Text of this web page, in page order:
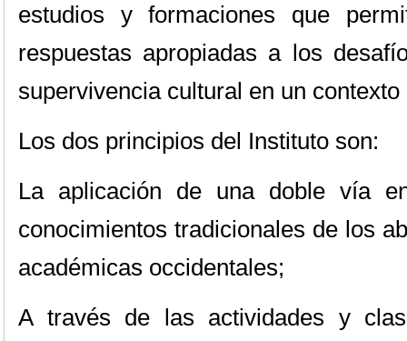
estudios y formaciones que
respuestas apropiadas a los
supervivencia cultural en un
Los dos principios del Instituto son:
La aplicación de una doble vía
conocimientos tradicionales de los
académicas occidentales;
A través de las actividades y